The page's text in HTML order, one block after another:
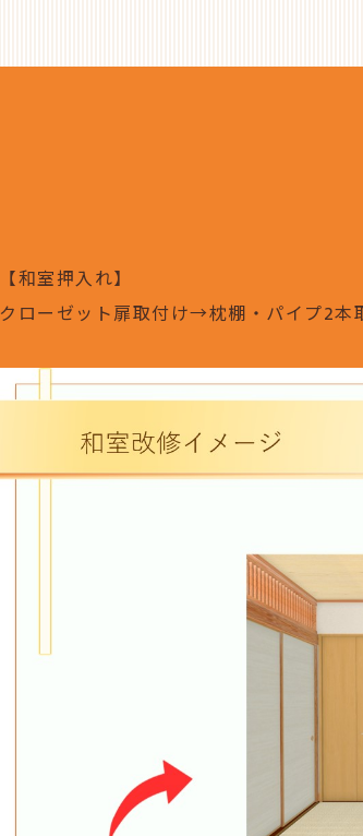
【和室押入れ】
クローゼット扉取付け→枕棚・パイプ2本